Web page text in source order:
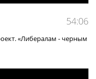
54:06
«Либералам - черным